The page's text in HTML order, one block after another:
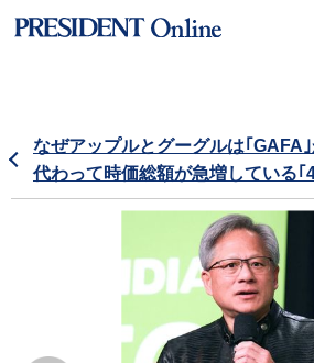
なぜアップルとグーグルは｢GAFA
代わって時価総額が急増している｢